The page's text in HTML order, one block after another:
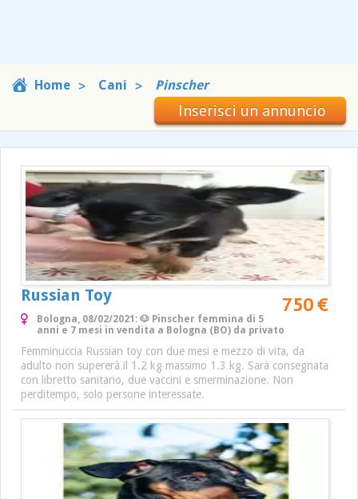
Home Cani Pinscher
Inserisci un annuncio
Russian Toy 750 €
Bologna, 08/02/2021: 🐶 Pinscher femmina di 5
anni e 7 mesi in vendita a Bologna (BO) da privato
Femminuccia Russian toy con due mesi e mezzo di vita, da
adulto non supererà il 1.2 kg massimo 1.3 kg. Sarà consegnata
con libretto sanitario, due vaccini e smerminazione. Non
perditempo, solo persone interessate.